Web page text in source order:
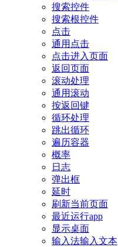
搜索控件
搜索根控件
点击
通用点击
点击进入页面
返回页面
滚动处理
通用滚动
按返回键
循环处理
跳出循环
遍历容器
概率
日志
弹出框
延时
刷新当前页面
最近运行app
显示桌面
输入法输入文本